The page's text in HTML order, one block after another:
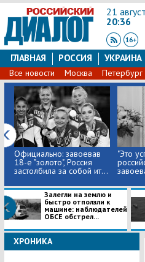
21
20:36
ГЛАВНАЯ РОССИЯ УКРАИНА
Все новости Москва Петербург
Официально: завоевав
18-е "золото", Россия
застолбила за собой ит...
"Это
Залегли на землю и
быстро отползли к
машине: наблюдателей
ОБСЕ обстрел...
ХРОНИКА